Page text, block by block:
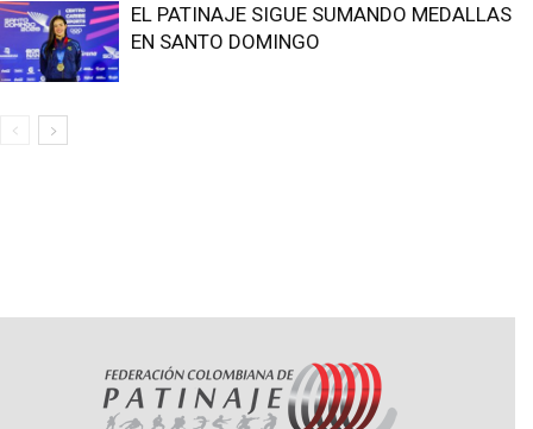
EL PATINAJE SIGUE SUMANDO MEDALLAS
EN SANTO DOMINGO